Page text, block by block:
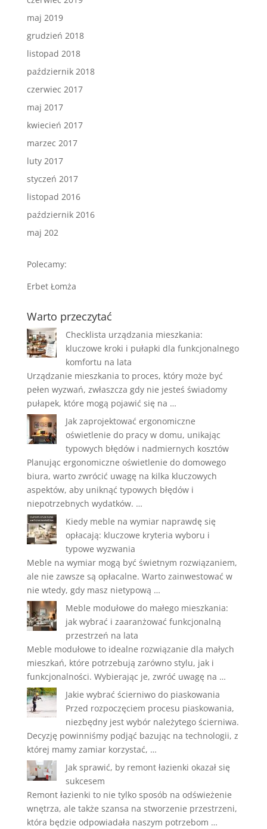
maj 2019
grudzień 2018
listopad 2018
październik 2018
czerwiec 2017
maj 2017
kwiecień 2017
marzec 2017
luty 2017
styczeń 2017
listopad 2016
październik 2016
maj 202
Polecamy:
Erbet Łomża
Warto przeczytać
Checklista urządzania mieszkania:
kluczowe kroki i pułapki dla funkcjonalnego
komfortu na lata
Urządzanie mieszkania to proces, który może być
pełen wyzwań, zwłaszcza gdy nie jesteś świadomy
pułapek, które mogą pojawić się na …
Jak zaprojektować ergonomiczne
oświetlenie do pracy w domu, unikając
typowych błędów i nadmiernych kosztów
Planując ergonomiczne oświetlenie do domowego
biura, warto zwrócić uwagę na kilka kluczowych
aspektów, aby uniknąć typowych błędów i
niepotrzebnych wydatków. …
Kiedy meble na wymiar naprawdę się
opłacają: kluczowe kryteria wyboru i
typowe wyzwania
Meble na wymiar mogą być świetnym rozwiązaniem,
ale nie zawsze są opłacalne. Warto zainwestować w
nie wtedy, gdy masz nietypową …
Meble modułowe do małego mieszkania:
jak wybrać i zaaranżować funkcjonalną
przestrzeń na lata
Meble modułowe to idealne rozwiązanie dla małych
mieszkań, które potrzebują zarówno stylu, jak i
funkcjonalności. Wybierając je, zwróć uwagę na …
Jakie wybrać ścierniwo do piaskowania
Przed rozpoczęciem procesu piaskowania,
niezbędny jest wybór należytego ścierniwa.
Decyzję powinniśmy podjąć bazując na technologii, z
której mamy zamiar korzystać, …
Jak sprawić, by remont łazienki okazał się
sukcesem
Remont łazienki to nie tylko sposób na odświeżenie
wnętrza, ale także szansa na stworzenie przestrzeni,
która będzie odpowiadała naszym potrzebom …